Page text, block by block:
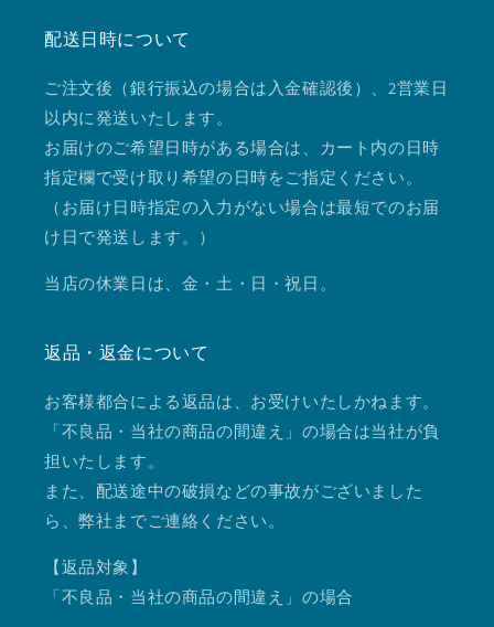
配送日時について
ご注文後（銀行振込の場合は入金確認後）、2営業日
以内に発送いたします。
お届けのご希望日時がある場合は、カート内の日時
指定欄で受け取り希望の日時をご指定ください。
（お届け日時指定の入力がない場合は最短でのお届
け日で発送します。）
当店の休業日は、金・土・日・祝日。
返品・返金について
お客様都合による返品は、お受けいたしかねます。
「不良品・当社の商品の間違え」の場合は当社が負
担いたします。
また、配送途中の破損などの事故がございました
ら、弊社までご連絡ください。
【返品対象】
「不良品・当社の商品の間違え」の場合